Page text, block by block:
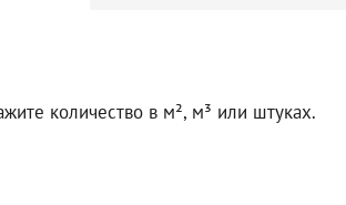
количество в м², м³ или штуках.